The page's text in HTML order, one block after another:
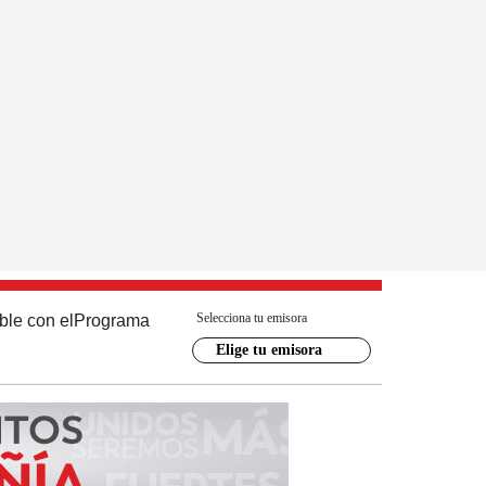
con el Programa Selecciona tu emisora
Elige tu emisora